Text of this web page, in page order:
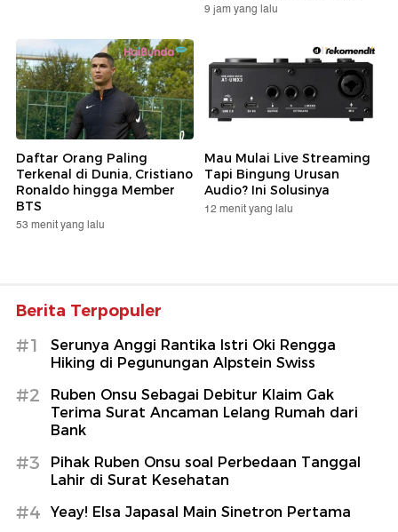
9 jam yang lalu
Daftar Orang Paling
Terkenal di Dunia, Cristiano
Ronaldo hingga Member
BTS
53 menit yang lalu
Mau Mulai Live Streaming
Tapi Bingung Urusan
Audio? Ini Solusinya
12 menit yang lalu
Berita Terpopuler
#1
Serunya Anggi Rantika Istri Oki Rengga
Hiking di Pegunungan Alpstein Swiss
#2
Ruben Onsu Sebagai Debitur Klaim Gak
Terima Surat Ancaman Lelang Rumah dari
Bank
#3
Pihak Ruben Onsu soal Perbedaan Tanggal
Lahir di Surat Kesehatan
#4 Yeay! Elsa Japasal Main Sinetron Pertama